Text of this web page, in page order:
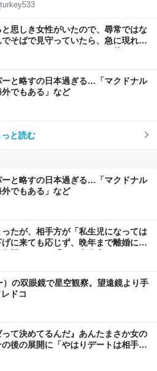
思しき女性がいたので、尋常ではな
そばで見守っていたら、急に現れた
か！？」とスマホをはたき落とされ
と略すの日本過ぎる…「マクドナル
外でもある」など
と読む
と略すの日本過ぎる…「マクドナル
外でもある」など
たが、相手方が「私生児になっては
に来ても応じず、晩年まで離婚に応
讐になる」「これ本人幸せなの？」
の双眼鏡で星空観察。望遠鏡より手
ドコ
て決めてるんだ』あんたまさか女の
後の展開に「やはりデートは相手へ